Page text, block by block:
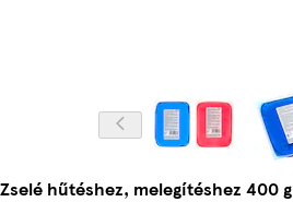
Zselé hűtéshez, melegítéshez 400 g